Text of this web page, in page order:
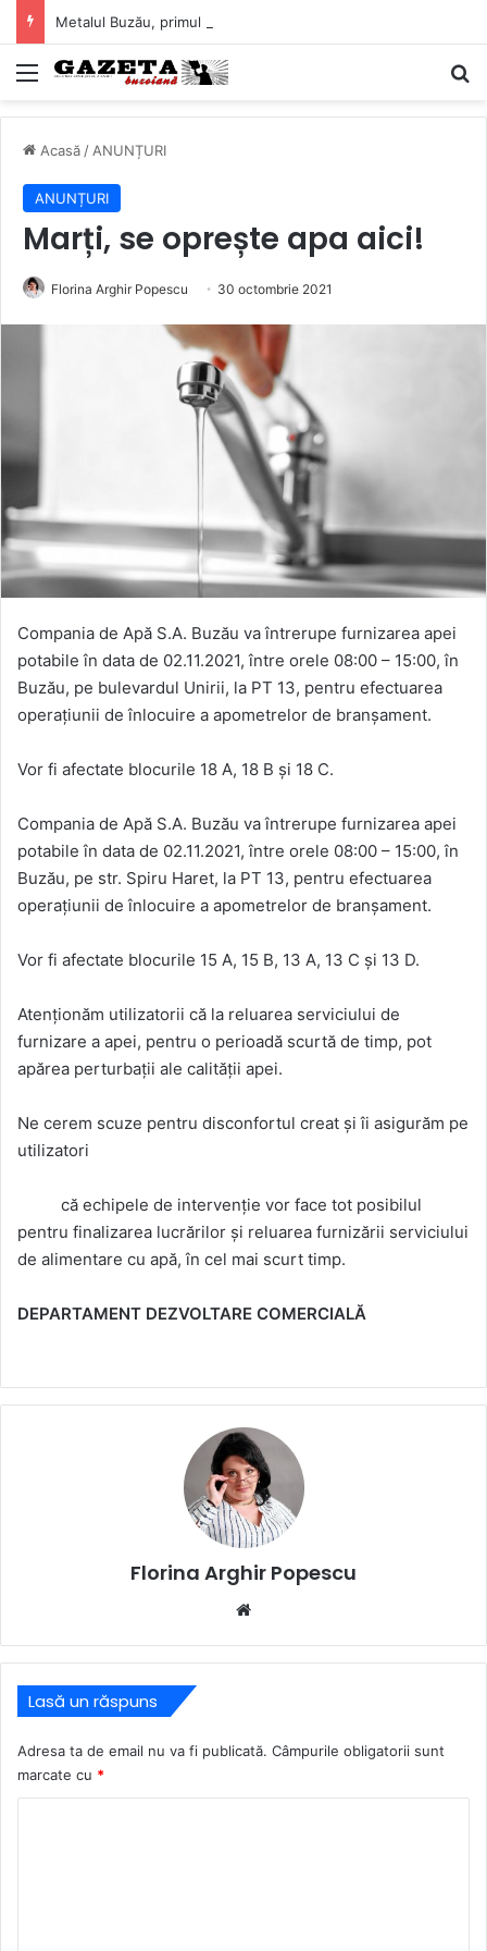
Mediu
Acasă / ANUNȚURI
ANUNȚURI
Marți, se oprește apa aici!
Florina Arghir Popescu 30 octombrie 2021
Compania de Apă S.A. Buzău va întrerupe furnizarea apei
potabile în data de 02.11.2021, între orele 08:00 – 15:00, în
Buzău, pe bulevardul Unirii, la PT 13, pentru efectuarea
operațiunii de înlocuire a apometrelor de branșament.
Vor fi afectate blocurile 18 A, 18 B și 18 C.
Compania de Apă S.A. Buzău va întrerupe furnizarea apei
potabile în data de 02.11.2021, între orele 08:00 – 15:00, în
Buzău, pe str. Spiru Haret, la PT 13, pentru efectuarea
operațiunii de înlocuire a apometrelor de branșament.
Vor fi afectate blocurile 15 A, 15 B, 13 A, 13 C și 13 D.
Atenționăm utilizatorii că la reluarea serviciului de
furnizare a apei, pentru o perioadă scurtă de timp, pot
apărea perturbații ale calității apei.
Ne cerem scuze pentru disconfortul creat și îi asigurăm pe
utilizatori
că echipele de intervenție vor face tot posibilul
pentru finalizarea lucrărilor și reluarea furnizării serviciului
de alimentare cu apă, în cel mai scurt timp.
DEPARTAMENT DEZVOLTARE COMERCIALĂ
Florina Arghir Popescu
Lasă un răspuns
Adresa ta de email nu va fi publicată. Câmpurile obligatorii sunt
marcate cu *